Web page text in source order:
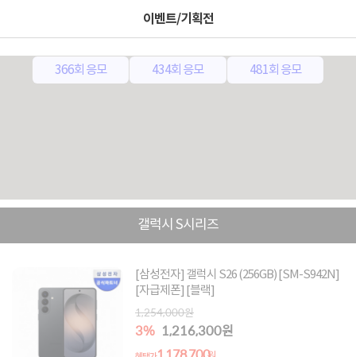
이벤트/기획전
고객님이 보유한 응모권은
366회 응모 434회 응모 481회 응모
갤럭시 S시리즈
[삼성전자] 갤럭시 S26 (256GB) [SM-S942N]
[자급제폰] [블랙]
1,254,000원
3% 1,216,300원